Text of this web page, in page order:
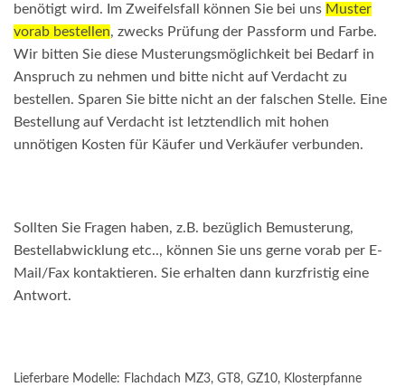
benötigt wird. Im Zweifelsfall können Sie bei uns Muster
vorab bestellen, zwecks Prüfung der Passform und Farbe.
Wir bitten Sie diese Musterungsmöglichkeit bei Bedarf in
Anspruch zu nehmen und bitte nicht auf Verdacht zu
bestellen. Sparen Sie bitte nicht an der falschen Stelle. Eine
Bestellung auf Verdacht ist letztendlich mit hohen
unnötigen Kosten für Käufer und Verkäufer verbunden.
Sollten Sie Fragen haben, z.B. bezüglich Bemusterung,
Bestellabwicklung etc.., können Sie uns gerne vorab per E-
Mail/Fax kontaktieren. Sie erhalten dann kurzfristig eine
Antwort.
Lieferbare Modelle: Flachdach MZ3, GT8, GZ10, Klosterpfanne